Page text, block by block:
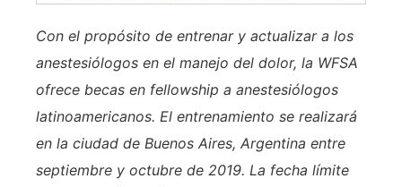
Con el propósito de entrenar y actualizar a los
anestesiólogos en el manejo del dolor, la WFSA
ofrece becas en fellowship a anestesiólogos
latinoamericanos. El entrenamiento se realizará
en la ciudad de Buenos Aires, Argentina entre
septiembre y octubre de 2019. La fecha límite